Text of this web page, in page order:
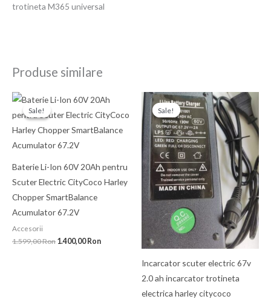
trotineta M365 universal
Produse similare
Sale!
Sale!
Baterie Li-Ion 60V 20Ah pentru
Scuter Electric CityCoco Harley
Chopper SmartBalance
Acumulator 67.2V
Accesorii
1.599,00Ron
Prețul
inițial
a
fost:
1.599,00 Ron.
1.400,00Ron
Prețul
curent
este:
1.400,00 Ron.
Sale!
Sale!
Incarcator scuter electric 67v
2.0 ah incarcator trotineta
electrica harley citycoco
Prețul
inițial
a
fost:
210,00 Ron.
Prețul
curent
este:
180,00 Ron.